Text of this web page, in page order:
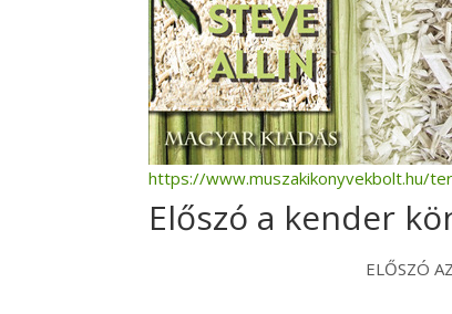
https://www.muszakikonyvekbolt.hu/
Előszó a kender
ELŐSZÓ